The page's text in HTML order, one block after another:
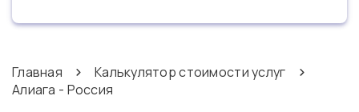
Главная
Калькулятор стоимости услуг
Алиага - Россия